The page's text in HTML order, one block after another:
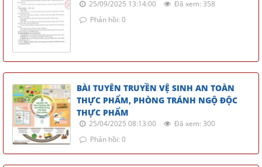
25/09/2025 13:14:00
Đã xem: 358
Phản hồi: 0
BÀI TUYÊN TRUYỀN VỆ SINH AN TOÀN
THỰC PHẨM, PHÒNG TRÁNH NGỘ ĐỘC
THỰC PHẨM
25/04/2025 08:13:00
Đã xem: 300
Phản hồi: 0